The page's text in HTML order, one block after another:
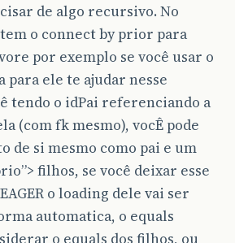
de algo recursivo. No
o connect by prior para
por exemplo se você usar o
para ele te ajudar nesse
tendo o idPai referenciando a
(com fk mesmo), vocÊ pode
de si mesmo como pai e um
filhos, se você deixar esse
o loading dele vai ser
automatica, o equals
o equals dos filhos, ou